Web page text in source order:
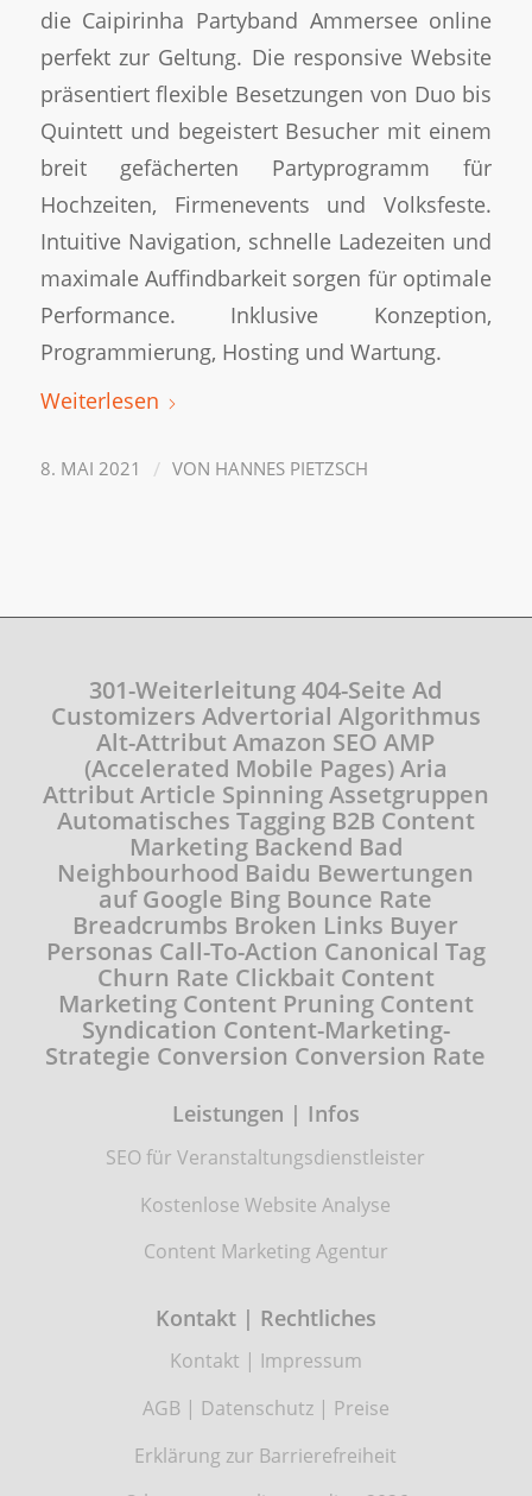
die Caipirinha Partyband Ammersee online
perfekt zur Geltung. Die responsive Website
präsentiert flexible Besetzungen von Duo bis
Quintett und begeistert Besucher mit einem
breit gefächerten Partyprogramm für
Hochzeiten, Firmenevents und Volksfeste.
Intuitive Navigation, schnelle Ladezeiten und
maximale Auffindbarkeit sorgen für optimale
Performance. Inklusive Konzeption,
Programmierung, Hosting und Wartung.
Weiterlesen
8. MAI 2021 / VON HANNES PIETZSCH
301-Weiterleitung 404-Seite Ad
Customizers Advertorial Algorithmus
Alt-Attribut Amazon SEO AMP
(Accelerated Mobile Pages)Aria
AttributArticle SpinningAssetgruppen
Automatisches Tagging B2B Content
Marketing Backend Bad
Neighbourhood Baidu Bewertungen
auf Google Bing Bounce Rate
Breadcrumbs Broken Links Buyer
Personas Call-To-Action Canonical Tag
Churn Rate Clickbait Content
Marketing Content Pruning Content
Syndication Content-Marketing-
Strategie Conversion Conversion Rate
Leistungen | Infos
SEO für Veranstaltungsdienstleister
Kostenlose Website Analyse
Content Marketing Agentur
Kontakt | Rechtliches
Kontakt | Impressum
AGB| Datenschutz| Preise
Erklärung zur Barrierefreiheit